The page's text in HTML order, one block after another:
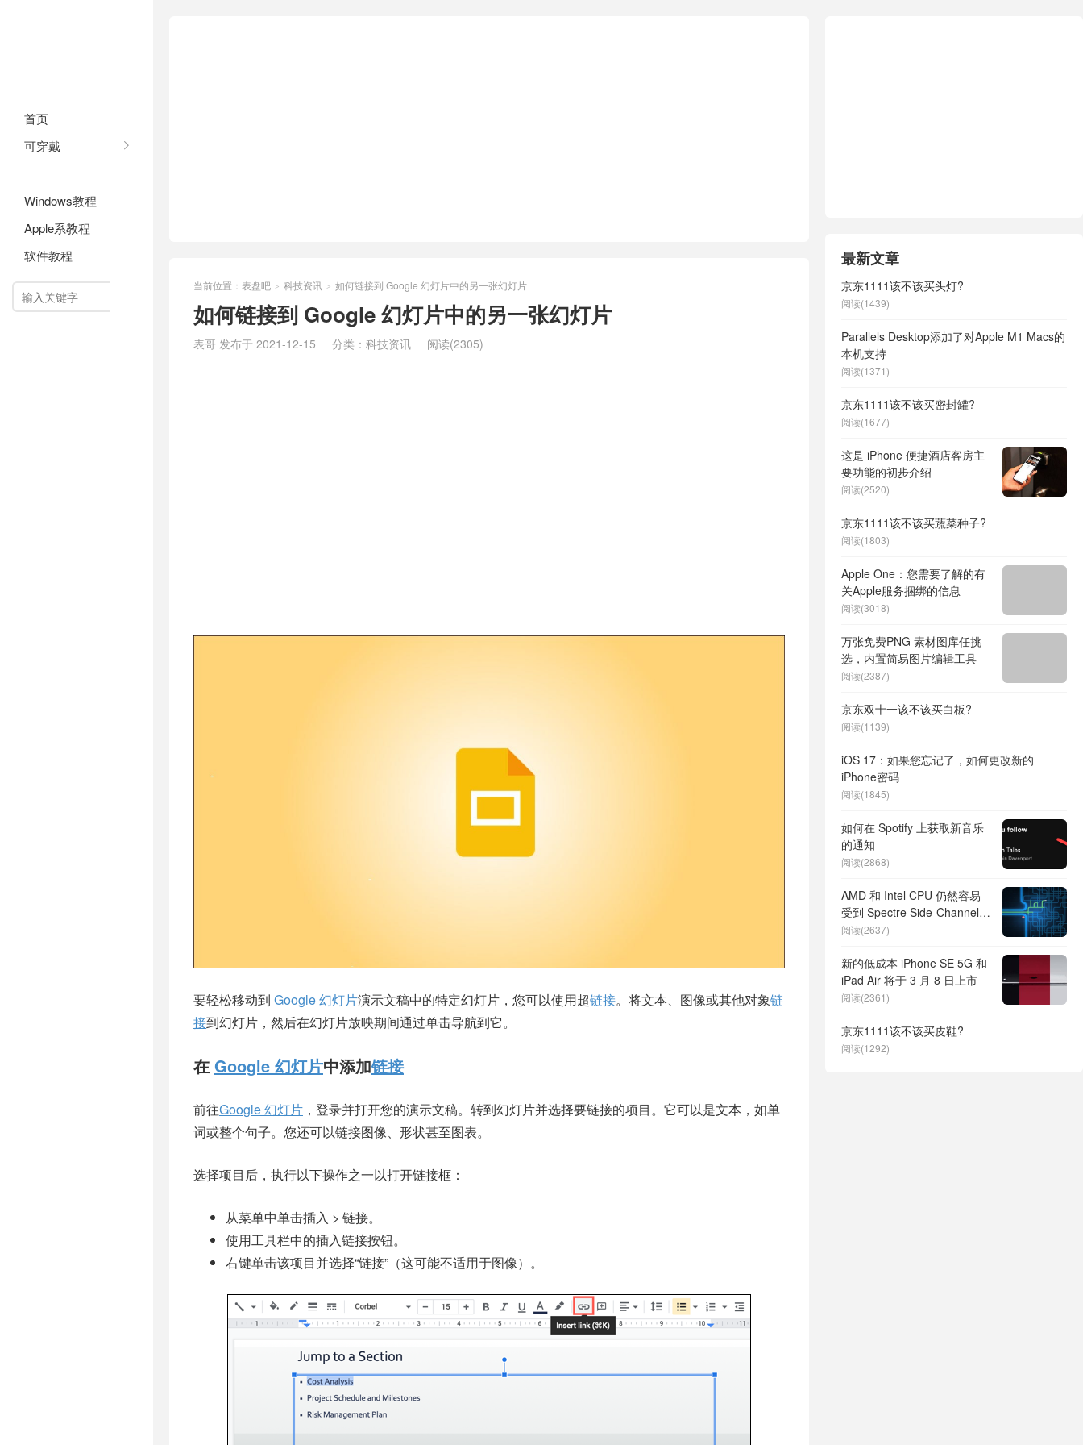
首页
可穿戴
Windows教程
Apple系教程
软件教程
当前位置： 表盘吧 > 科技资讯 > 如何链接到 Google 幻灯片中的另一张幻灯片
如何链接到 Google 幻灯片中的另一张幻灯片
表哥 发布于 2021-12-15 分类： 科技资讯 阅读(2305)
要轻松移动到 Google 幻灯片演示文稿中的特定幻灯片，您可以使用超链接。将文本、 图像或其他对象链
接到幻灯片，然后在幻灯片放映期间通过单击导航到它。
在 Google 幻灯片中添加链接
前往Google 幻灯片 ，登录并打开您的演示文稿。转到幻灯片并选择要链接的项目。它可以是文本，如单
词或整个句子。您还可以链接图像、形状甚至图表。
选择项目后，执行以下操作之一以打开链接框：
从菜单中单击插入 > 链接。
使用工具栏中的插入链接按钮。
右键单击该项目并选择“链接”（这可能不适用于图像）。
最新文章
京东1111该不该买头灯?
阅读(1439)
Parallels Desktop添加了对Apple M1 Macs的
本机支持
阅读(1371)
京东1111该不该买密封罐?
阅读(1677)
这是 iPhone 便捷酒店客房主​​
要功能的初步介绍
阅读(2520)
京东1111该不该买蔬菜种子?
阅读(1803)
Apple One：您需要了解的有
关Apple服务捆绑的信息
阅读(3018)
万张免费PNG 素材图库任挑
选，内置简易图片编辑工具
阅读(2387)
京东双十一该不该买白板?
阅读(1139)
iOS 17：如果您忘记了，如何更改新的
iPhone密码
阅读(1845)
如何在 Spotify 上获取新音乐
的通知
阅读(2868)
AMD 和 Intel CPU 仍然容易
受到 Spectre Side-Channel
攻击
阅读(2637)
新的低成本 iPhone SE 5G 和
iPad Air 将于 3 月 8 日上市
阅读(2361)
京东1111该不该买皮鞋?
阅读(1292)